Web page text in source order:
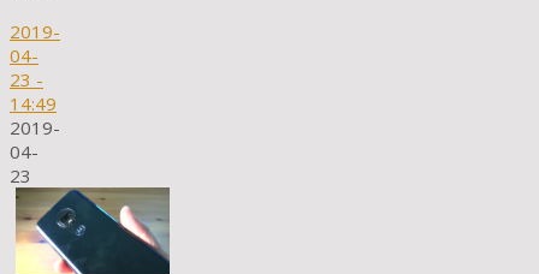
2019-
04-
23 -
14:49
2019-
04-
23